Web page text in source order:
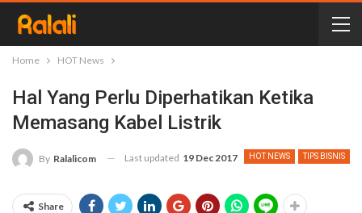
Home HOT News
Hal Yang Perlu Diperhatikan Ketika
Memasang Kabel Listrik
HOT NEWS TIPS BISNIS
By Ralalicom Last updated 19 Dec 2017
Share